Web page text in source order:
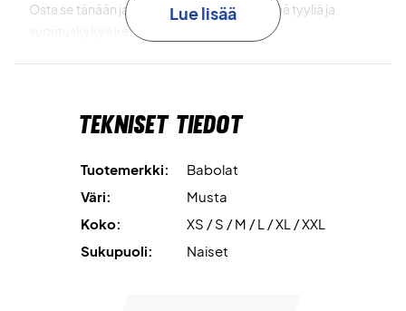
Osta se tänään ja koe täydellinen yhdistelmä tyyliä ja
suorituskykyä kentällä!
Lue lisää
Tekniset tiedot
Tuotemerkki:
Babolat
Väri:
Musta
Koko:
XS / S / M / L / XL / XXL
Sukupuoli:
Naiset